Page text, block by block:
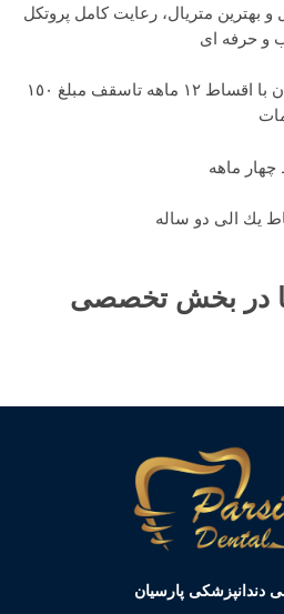
و بهترین متریال، رعایت کامل پروتکل
و حرفه ای
طرف قرار داد با بانك مهر ايران با اقساط ١٢ ماهه تاسقف مبلغ ١٥٠
چهار ماهه
يك الی دو ساله
در بخش تخصصی
دندانپزشکی پارسیان